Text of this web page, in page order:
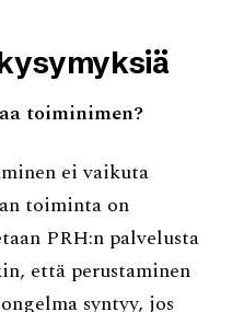
toiminimen?
ei vaikuta
toiminta on
PRH:n palvelusta
että perustaminen
syntyy, jos